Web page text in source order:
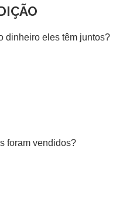
dinheiro eles têm juntos?
foram vendidos?